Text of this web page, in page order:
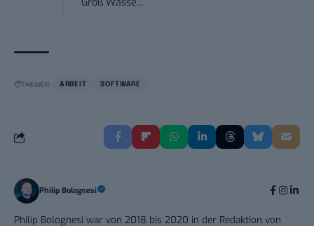
THEMEN: ARBEIT SOFTWARE
Philip Bolognesi
Philip Bolognesi war von 2018 bis 2020 in der Redaktion von